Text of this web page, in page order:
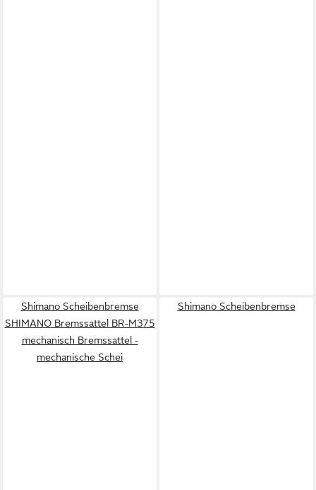
Shimano Scheibenbremse
SHIMANO Bremssattel BR-M375
mechanisch Bremssattel -
mechanische Schei
Shimano Scheibenbremse